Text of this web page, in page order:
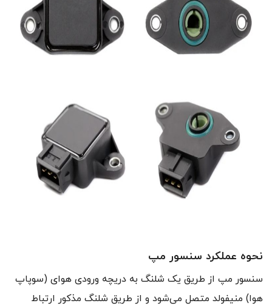
نحوه عملکرد سنسور مپ
سنسور مپ از طریق یک شلنگ به دریچه ورودی هوای (سوپاپ
هوا) منیفولد متصل می‌شود و از طریق شلنگ مذکور ارتباط